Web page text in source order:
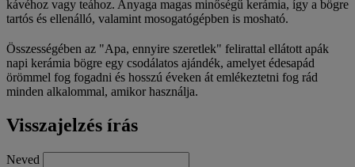
kávéhoz vagy teához. Anyaga magas minőségű kerámia, így a bögre
tartós és ellenálló, valamint mosogatógépben is mosható.
Összességében az "Apa, ennyire szeretlek" felirattal ellátott apák
napi kerámia bögre egy csodálatos ajándék, amelyet édesapád
örömmel fog fogadni és hosszú éveken át emlékeztetni fog rád
minden alkalommal, amikor használja.
Visszajelzés írás
Neved